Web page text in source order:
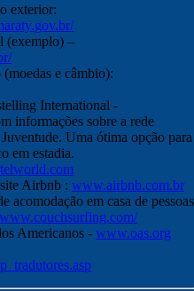
exterior:
(exemplo) –
e câmbio):
International -
informações sobre a rede
Uma ótima opção para
em estadia.
Airbnb : www.airbnb.com.br
acomodação em casa de pessoas
Americanos - www.oas.org